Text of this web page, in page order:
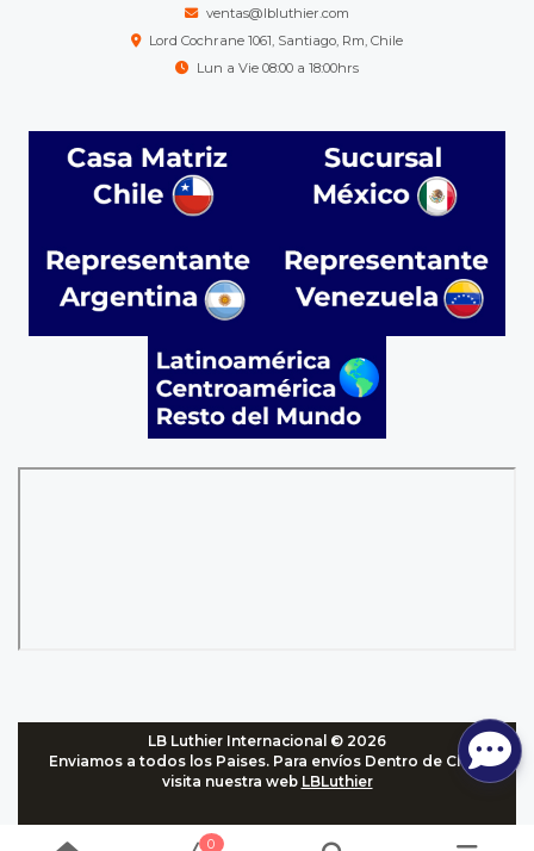
ventas@lbluthier.com
Lord Cochrane 1061, Santiago, Rm, Chile
Lun a Vie 08:00 a 18:00hrs
LB Luthier Internacional © 2026
Enviamos a todos los Paises. Para envíos Dentro de Chile,
visita nuestra web LBLuthier
0